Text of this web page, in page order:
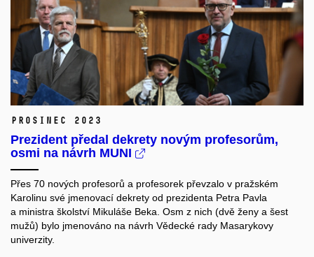
prosinec 2023
Prezident předal dekrety novým profesorům,
osmi na návrh MUNI
Přes 70 nových profesorů a profesorek převzalo v pražském
Karolinu své jmenovací dekrety od prezidenta Petra Pavla
a ministra školství Mikuláše Beka. Osm z nich (dvě ženy a šest
mužů) bylo jmenováno na návrh Vědecké rady Masarykovy
univerzity.